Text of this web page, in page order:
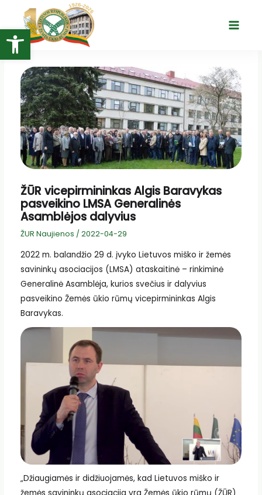
Open toolbar
turinio
Main
ŽŪR vicepirmininkas Algis Baravykas
pasveikino LMSA Generalinės
Asamblėjos dalyvius
ŽUR Naujienos / 2022-04-29
2022 m. balandžio 29 d. įvyko Lietuvos miško ir žemės
savininkų asociacijos (LMSA) ataskaitinė – rinkiminė
Generalinė Asamblėja, kurios svečius ir dalyvius
pasveikino Žemės ūkio rūmų vicepirmininkas Algis
Baravykas.
„Džiaugiamės ir didžiuojamės, kad Lietuvos miško ir